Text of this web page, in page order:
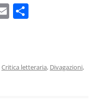
E
vi
Critica letteraria, Divagazioni,